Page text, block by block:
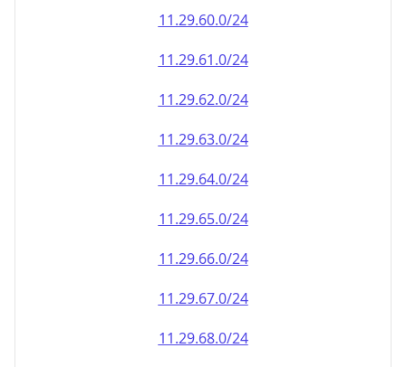
11.29.60.0/24
11.29.61.0/24
11.29.62.0/24
11.29.63.0/24
11.29.64.0/24
11.29.65.0/24
11.29.66.0/24
11.29.67.0/24
11.29.68.0/24